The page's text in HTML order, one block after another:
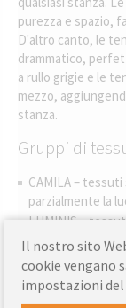
purezza e spazio,
D'altro canto, le
drammatico,
a rullo grigie e le
mezzo,
stanza.
Gruppi di
CAMILA –
parzialmente la
LUMINIS –
perlato su
interessanti
PARADISE – una
bambù, paglia
Il nostro sito
cookie vengano
impostazioni del